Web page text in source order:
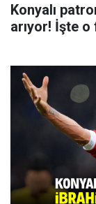
Konyalı
arıyor! İşte o